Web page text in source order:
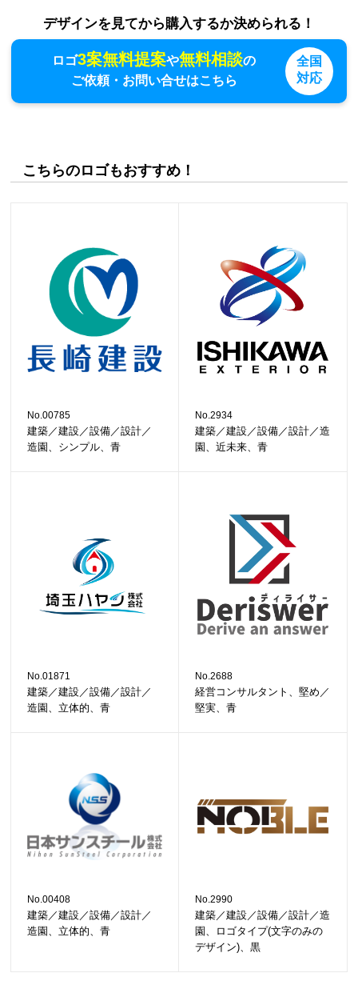
デザインを見てから購入するか決められる！
ロゴ3案無料提案や無料相談の
ご依頼・お問い合せはこちら
全国
対応
こちらのロゴもおすすめ！
No.00785
建築／建設／設備／設計／
造園、シンプル、青
No.2934
建築／建設／設備／設計／造
園、近未来、青
No.01871
建築／建設／設備／設計／
造園、立体的、青
No.2688
経営コンサルタント、堅め／
堅実、青
No.00408
建築／建設／設備／設計／
造園、立体的、青
No.2990
建築／建設／設備／設計／造
園、ロゴタイプ(文字のみの
デザイン)、黒